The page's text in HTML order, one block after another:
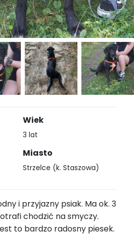
Wiek
3 lat
Miasto
Strzelce (k. Staszowa)
i przyjazny psiak. Ma ok. 3
chodzić na smyczy.
to bardzo radosny piesek.